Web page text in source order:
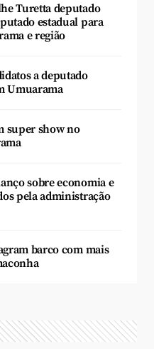
Turetta deputado
estadual para
e região
a deputado
Umuarama
super show no
sobre economia e
pela administração
barco com mais